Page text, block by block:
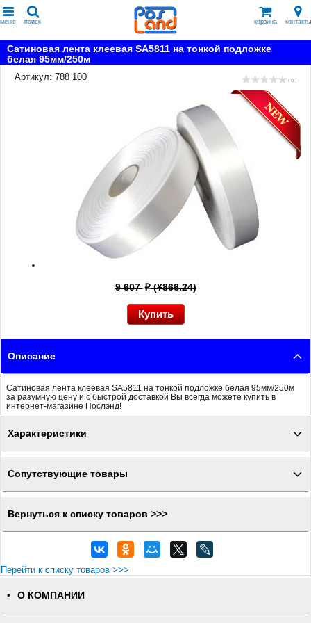
меню поиск корзина контакты
Сатиновая лента клеевая SA5811 на тонкой подложке
белая 95мм/250м
Артикул: 788 100
( 0 )
9 607p(¥866.24)
Описание
Сатиновая лента клеевая SA5811 на тонкой подложке белая 95мм/250м
за разумную цену и с быстрой доставкой Вы всегда можете купить в
интернет-магазине Послэнд!
Характеристики
Сопутствующие товары
Вернуться к списку товаров >>>
Перейти к списку товаров >>>
О КОМПАНИИ